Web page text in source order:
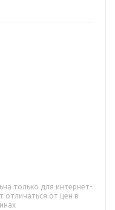
только для интернет-
отличаться от цен в